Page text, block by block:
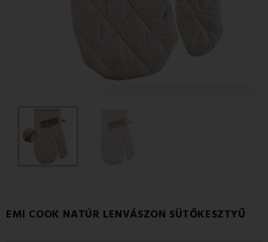
EMI COOK NATÚR LENVÁSZON SÜTŐKESZTYŰ